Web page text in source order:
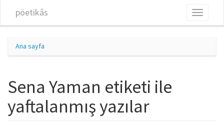
pöetikâs
Toggle
Ana sayfa
Sena Yaman etiketi ile
yaftalanmış yazılar